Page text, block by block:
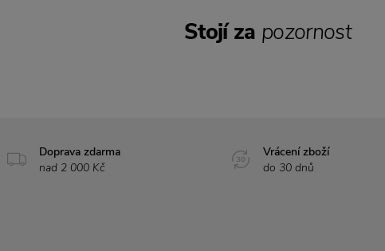
Doprava zdarma
nad 2 000 Kč
Vrácení zboží
do 30 dnů
Stojí za pozornost